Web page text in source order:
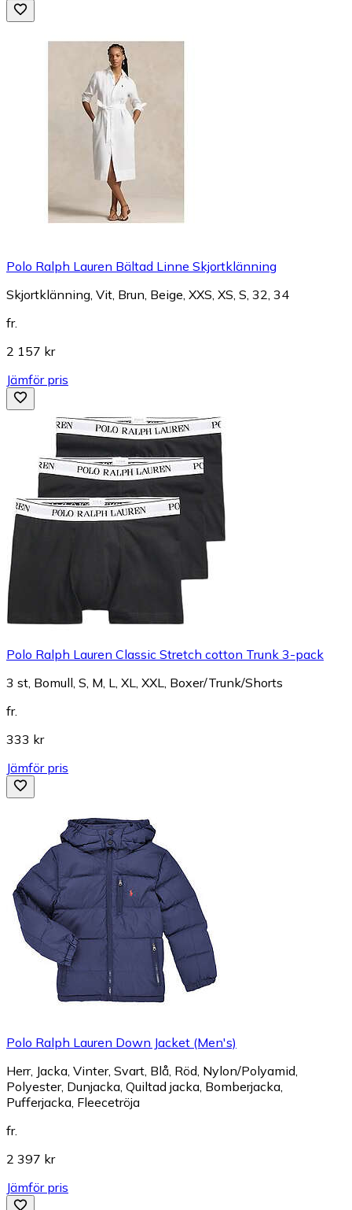
Polo Ralph Lauren Bältad Linne Skjortklänning
Skjortklänning, Vit, Brun, Beige, XXS, XS, S, 32, 34
fr.
2 157 kr
Jämför pris
Polo Ralph Lauren Classic Stretch cotton Trunk 3-pack
3 st, Bomull, S, M, L, XL, XXL, Boxer/Trunk/Shorts
fr.
333 kr
Jämför pris
Polo Ralph Lauren Down Jacket (Men's)
Herr, Jacka, Vinter, Svart, Blå, Röd, Nylon/Polyamid,
Polyester, Dunjacka, Quiltad jacka, Bomberjacka,
Pufferjacka, Fleecetröja
fr.
2 397 kr
Jämför pris